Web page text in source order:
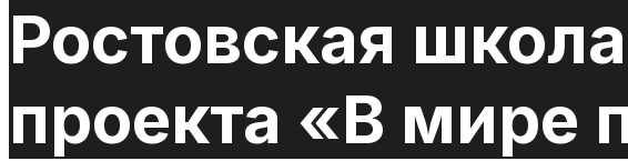
Ростовская
проекта «В мире